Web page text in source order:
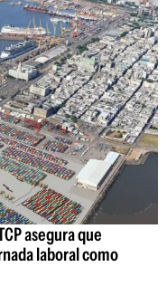
asegura que
laboral como